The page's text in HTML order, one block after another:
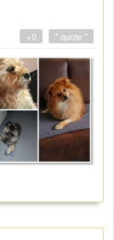
" quote "
+0